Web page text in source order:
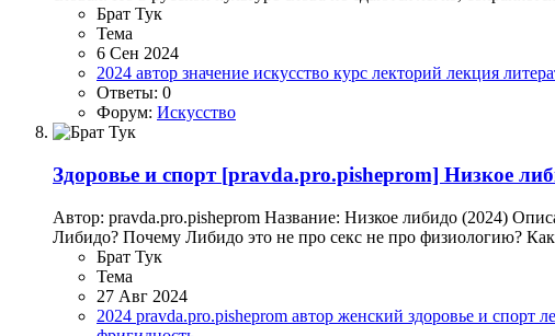
Брат Тук
Тема
6 Сен 2024
2024 автор значение искусство курс лекторий лекция
Ответы: 0
Форум: Искусство
Здоровье и спорт [pravda.pro.pisheprom] Низкое
Автор: pravda.pro.pisheprom Название: Низкое либидо (2024)
Либидо? Почему Либидо это не про секс не про физиологию?
Брат Тук
Тема
27 Авг 2024
2024 pravda.pro.pisheprom автор женский здоровье и спорт